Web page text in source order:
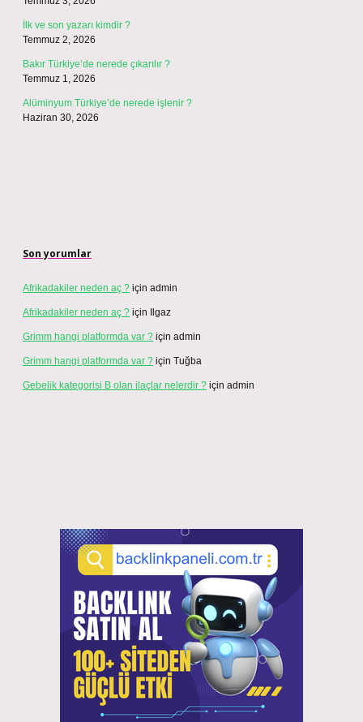
İlk ve son yazarı kimdir ?
Temmuz 2, 2026
Bakır Türkiye’de nerede çıkarılır ?
Temmuz 1, 2026
Alüminyum Türkiye’de nerede işlenir ?
Haziran 30, 2026
Son yorumlar
Afrikadakiler neden aç ? için admin
Afrikadakiler neden aç ? için Ilgaz
Grimm hangi platformda var ? için admin
Grimm hangi platformda var ? için Tuğba
Gebelik kategorisi B olan ilaçlar nelerdir ? için admin